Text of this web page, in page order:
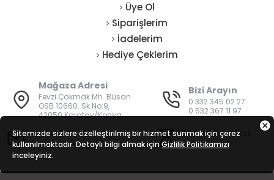
Üye Ol
Siparişlerim
İadelerim
Hediye Çeklerim
Mağaza Adresi
Fevzi Çakmak Mh. Büsan
OSB 10660. Sk No:9,
42050 Karatay/Konya
Bizi Arayın
0 332 345 02 27
0 532 367 11 97
E-Posta
bilgi@vatanisguvenligi.com
Mesai Saatleri
08:00 - 19:00
Sitemizde sizlere özelleştirilmiş bir hizmet sunmak için çerez
kullanılmaktadır. Detaylı bilgi almak için Gizlilik Politikamızı
inceleyiniz.